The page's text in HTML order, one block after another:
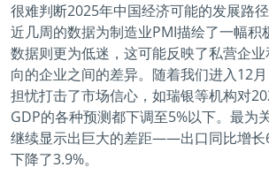
很难判断2025年中国经济可能的发展路
近几周的数据为制造业PMI描绘了一幅积
数据则更为低迷，这可能反映了私营企
向的企业之间的差异。随着我们进入12
担忧打击了市场信心，如瑞银等机构对
GDP的各种预测都下调至5%以下。最为
继续显示出巨大的差距——出口同比增长
下降了3.9%。